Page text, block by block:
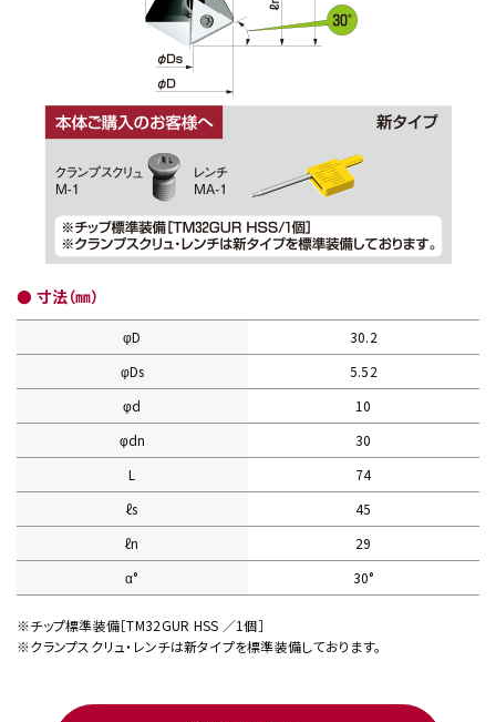
● 寸法（㎜）
φD
30.2
φDs
5.52
φd
10
φdn
30
L
74
ℓs
45
ℓn
29
α°
30°
※チップ標準装備［TM32GUR HSS ／1個］
※クランプスクリュ・レンチは新タイプを標準装備しております。